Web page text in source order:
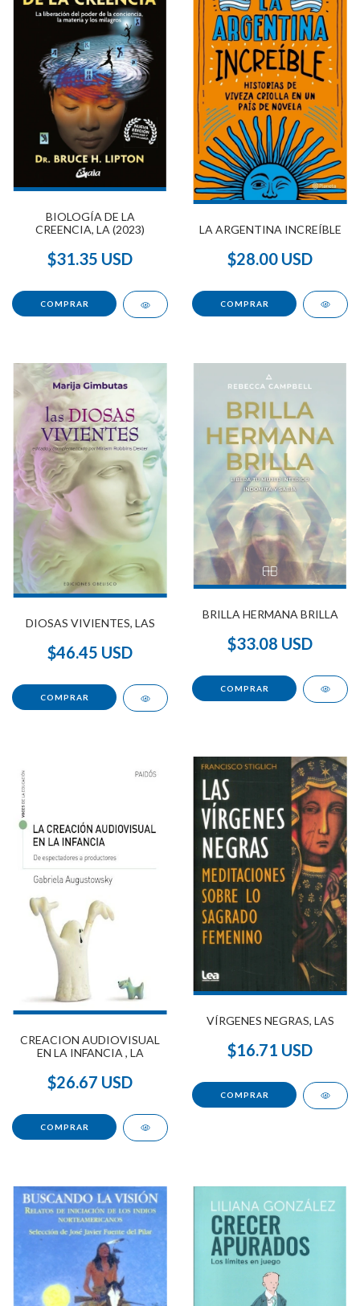
BIOLOGÍA DE LA
CREENCIA, LA (2023)
$31.35 USD
LA ARGENTINA INCREÍBLE
$28.00 USD
DIOSAS VIVIENTES, LAS
$46.45 USD
BRILLA HERMANA BRILLA
$33.08 USD
CREACION AUDIOVISUAL
EN LA INFANCIA , LA
$26.67 USD
VÍRGENES NEGRAS, LAS
$16.71 USD